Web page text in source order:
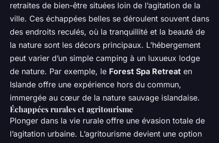
retraites de bien-être situées loin de l’agitation de la
ville. Ces échappées belles se déroulent souvent dans
des endroits reculés, où la tranquillité et la beauté de
la nature sont les décors principaux. L’hébergement
peut varier d’un simple camping à un luxueux lodge
de nature. Par exemple, le Forest Spa Retreat en
Islande offre une expérience hors du commun,
immergée au cœur de la nature sauvage islandaise.
Échappées rurales et agritourisme
Plonger dans la vie rurale offre une évasion totale de
l’agitation urbaine. L’agritourisme devient une option